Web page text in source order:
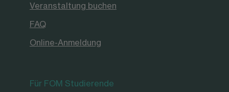
Veranstaltung buchen
FAQ
Online-Anmeldung
Für FOM Studierende